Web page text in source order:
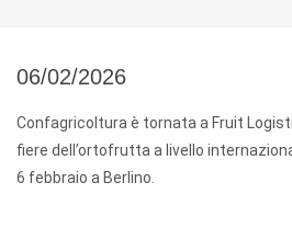
06/02/2026
Confagricoltura è tornata a Fruit
fiere dell’ortofrutta a livello
6 febbraio a Berlino.